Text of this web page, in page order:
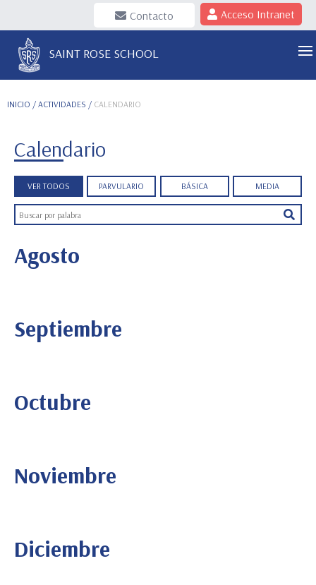
Contacto Acceso Intranet
SAINT ROSE SCHOOL
INICIO / ACTIVIDADES / CALENDARIO
Calendario
VER TODOS PARVULARIO BÁSICA MEDIA
Agosto
Septiembre
Octubre
Noviembre
Diciembre